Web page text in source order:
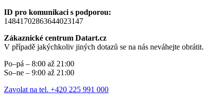
ID pro komunikaci s podporou:
14841702863644023147
Zákaznické centrum Datart.cz
V případě jakýchkoliv jiných dotazů se na nás neváhejte obrátit.
Po–pá – 8:00 až 21:00
So–ne – 9:00 až 21:00
Zavolat na tel. +420 225 991 000